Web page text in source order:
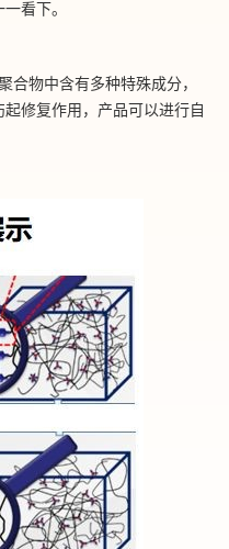
看下。
合物中含有多种特殊成分，
修复作用，产品可以进行自